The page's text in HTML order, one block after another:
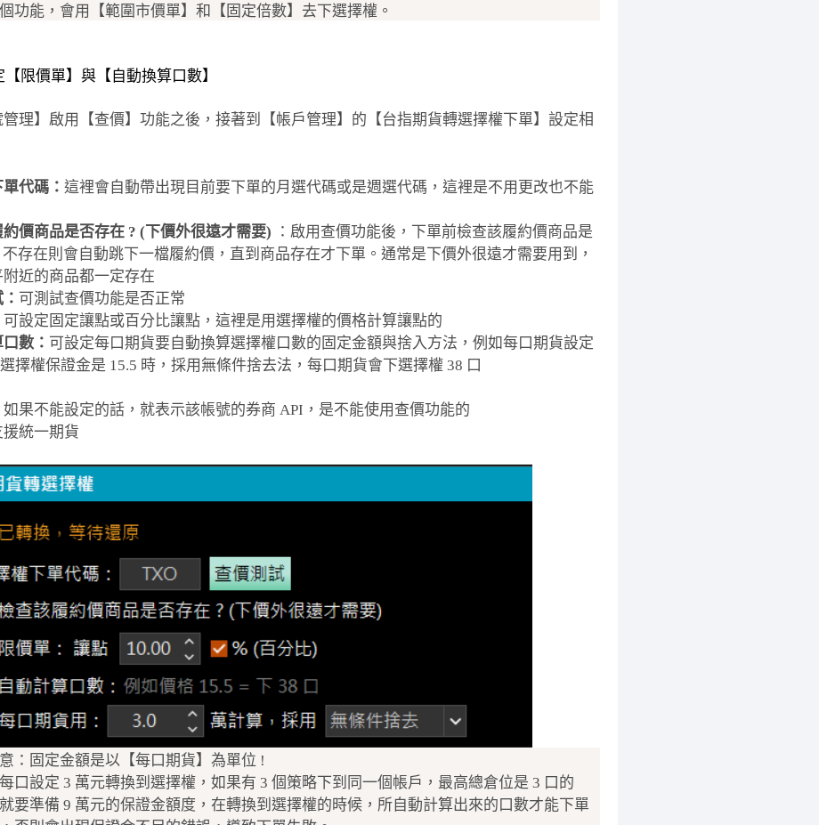
功能，會用【範圍市價單】和【固定倍數】去下選擇權。
【限價單】與【自動換算口數】
理】啟用【查價】功能之後，接著到【帳戶管理】的【台指期貨轉選擇權下單】設定相
代碼： 這裡會自動帶出現目前要下單的月選代碼或是週選代碼，這裡是不用更改也不能
價商品是否存在 ? (下價外很遠才需要)
：啟用查價功能後，下單前檢查該履約價商品是
不存在則會自動跳下一檔履約價，直到商品存在才下單。通常是下價外很遠才需要用到，
附近的商品都一定存在
可測試查價功能是否正常
可設定固定讓點或百分比讓點，這裡是用選擇權的價格計算讓點的
數： 可設定每口期貨要自動換算選擇權口數的固定金額與捨入方法，例如每口期貨設定
擇權保證金是 15.5 時，採用無條件捨去法，每口期貨會下選擇權 38 口
果不能設定的話，就表示該帳號的券商 API，是不能使用查價功能的
援統一期貨
：固定金額是以【每口期貨】為單位 !
口設定 3 萬元轉換到選擇權，如果有 3 個策略下到同一個帳戶，最高總倉位是 3 口的
要準備 9 萬元的保證金額度，在轉換到選擇權的時候，所自動計算出來的口數才能下單